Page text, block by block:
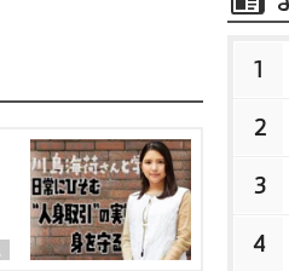
1
2
3
4